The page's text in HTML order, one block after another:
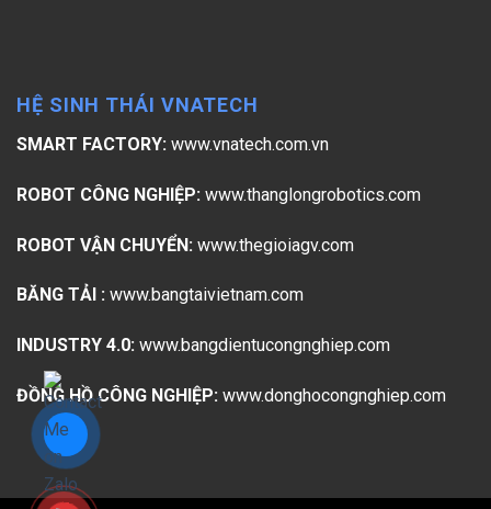
HỆ SINH THÁI VNATECH
SMART FACTORY: www.vnatech.com.vn
ROBOT CÔNG NGHIỆP: www.thanglongrobotics.com
ROBOT VẬN CHUYỂN: www.thegioiagv.com
BĂNG TẢI : www.bangtaivietnam.com
INDUSTRY 4.0: www.bangdientucongnghiep.com
ĐỒNG HỒ CÔNG NGHIỆP: www.donghocongnghiep.com